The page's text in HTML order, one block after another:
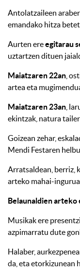
Antolatzaileen
emandako hitza
Aurten ereegitarau
uztartzen dituen
Maiatzaren 22an ,
artea eta
Maiatzaren 23an ,
ekintzak, natura
Goizean zehar,
Mendi Festaren
Arratsaldean, berriz,
arteko mahai-
Belaunaldien arteko
Musikak ere
azpimarratu dute
Halaber,
da, eta etorkizunean